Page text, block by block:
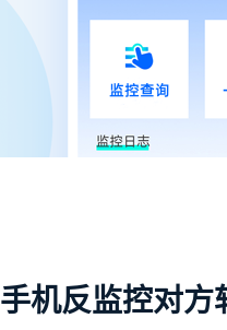
手机反监控对方